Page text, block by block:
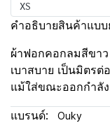
XS
คำอธิบายสินค้าแบบ
ผ้าฟอกคอกลมสีขา
เบาสบาย เป็นมิตรต่
แม้ใส่ขณะออกกำลั
แบรนด์: Ouky